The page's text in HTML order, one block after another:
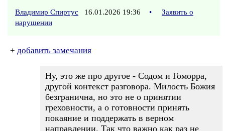
Владимир Спиртус 16.01.2026 19:36 •
Заявить о
нарушении
+ добавить замечания
Ну, это же про другое - Содом и Гоморра,
другой контекст разговора. Милость Божия
безгранична, но это не о принятии
греховности, а о готовности принять
покаяние и поддержать в верном
направлении. Так что важно как раз не